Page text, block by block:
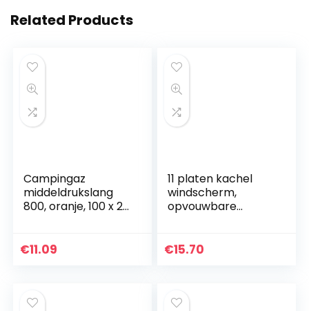
Related Products
Campingaz
middeldrukslang
800, oranje, 100 x 2
€11.09
11 platen kachel
windscherm,
opvouwbare
lichtgewicht
€15.70